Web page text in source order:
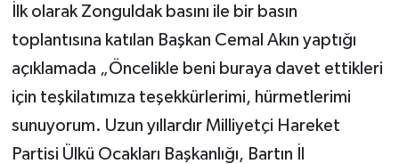
İlk olarak Zonguldak basını ile bir basın
toplantısına katılan Başkan Cemal Akın yaptığı
açıklamada „Öncelikle beni buraya davet ettikleri
için teşkilatımıza teşekkürlerimi, hürmetlerimi
sunuyorum. Uzun yıllardır Milliyetçi Hareket
Partisi Ülkü Ocakları Başkanlığı, Bartın İl